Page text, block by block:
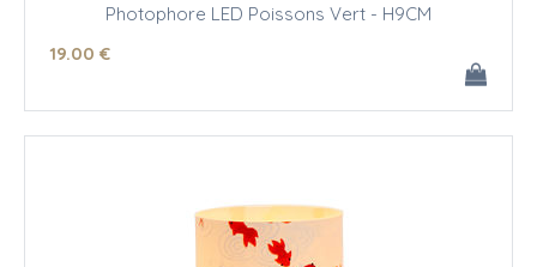
Photophore LED Poissons Vert - H9CM
19.00 €